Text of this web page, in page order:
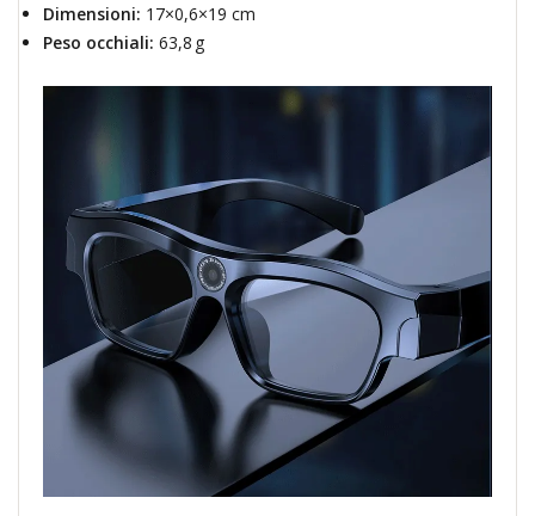
Dimensioni: 17×0,6×19 cm
Peso occhiali: 63,8 g